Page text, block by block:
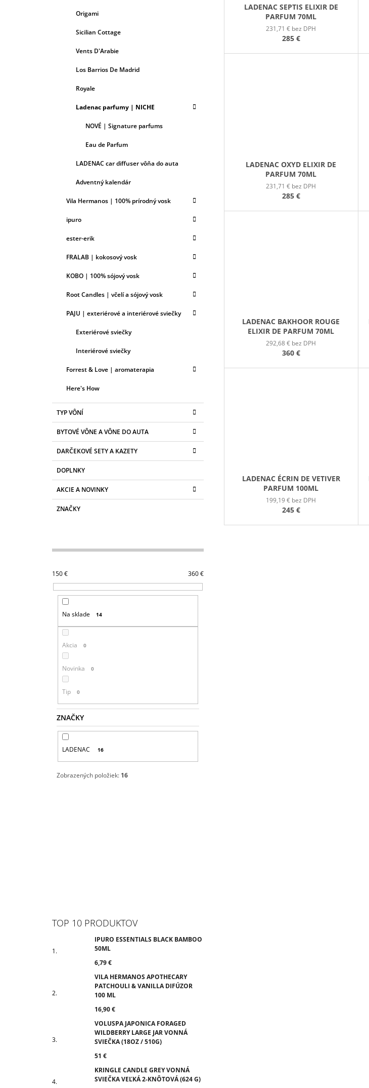
Origami
Sicilian Cottage
Vents D'Arabie
Los Barrios De Madrid
Royale
Ladenac parfumy | NICHE
NOVÉ | Signature parfums
Eau de Parfum
LADENAC car diffuser vôňa do auta
Adventný kalendár
Vila Hermanos | 100% prírodný vosk
ipuro
ester-erik
FRALAB | kokosový vosk
KOBO | 100% sójový vosk
Root Candles | včelí a sójový vosk
PAJU | exteriérové a interiérové sviečky
Exteriérové sviečky
Interiérové sviečky
Forrest & Love | aromaterapia
Here's How
TYP VÔNÍ
BYTOVÉ VÔNE A VÔNE DO AUTA
DARČEKOVÉ SETY A KAZETY
DOPLNKY
AKCIE A NOVINKY
ZNAČKY
150€ 360€
Na sklade 14
Akcia 0
Novinka 0
Tip 0
ZNAČKY
LADENAC 16
Zobrazených položiek: 16
TOP 10 PRODUKTOV
IPURO ESSENTIALS BLACK BAMBOO
50ML
6,79 €
VILA HERMANOS APOTHECARY
PATCHOULI & VANILLA DIFÚZOR
100 ML
16,90 €
VOLUSPA JAPONICA FORAGED
WILDBERRY LARGE JAR VONNÁ
SVIEČKA (18OZ / 510G)
51 €
KRINGLE CANDLE GREY VONNÁ
SVIEČKA VEĽKÁ 2-KNÔTOVÁ (624 G)
LADENAC SEPTIS ELIXIR DE
PARFUM 70ML
231,71 € bez DPH
285 €
LADENAC OXYD ELIXIR DE
PARFUM 70ML
231,71 € bez DPH
285 €
LADENAC BAKHOOR ROUGE
ELIXIR DE PARFUM 70ML
292,68 € bez DPH
360 €
LADENAC ÉCRIN DE VETIVER
PARFUM 100ML
199,19 € bez DPH
245 €